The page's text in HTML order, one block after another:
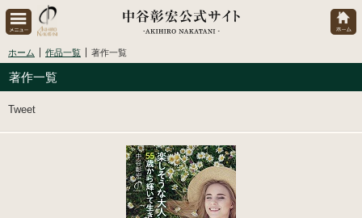
ホーム 作品一覧 著作一覧
著作一覧
Tweet